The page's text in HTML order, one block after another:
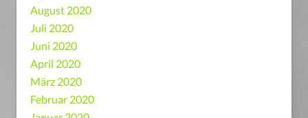
August 2020
Juli 2020
Juni 2020
April 2020
März 2020
Februar 2020